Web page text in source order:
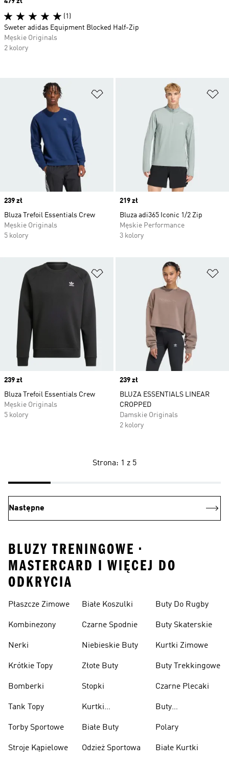
Dodaj do listy życzeń
Price
239 zł
Bluza Trefoil Essentials Crew
Męskie Originals
5 kolory
Price
219 zł
Bluza adi365 Iconic 1/2 Zip
Męskie Performance
3 kolory
Dodaj do listy życzeń
Price
239 zł
Bluza Trefoil Essentials Crew
Męskie Originals
5 kolory
Price
239 zł
BLUZA ESSENTIALS LINEAR
CROPPED
Damskie Originals
2 kolory
(1)
Sweter adidas Equipment Blocked Half-Zip
Męskie Originals
2 kolory
Strona: 1 z 5
Następne
BLUZY TRENINGOWE •
MASTERCARD I WIĘCEJ DO
ODKRYCIA
Płaszcze Zimowe
Kombinezony
Nerki
Krótkie Topy
Bomberki
Tank Topy
Torby Sportowe
Stroje Kąpielowe
Białe Koszulki
Czarne Spodnie
Niebieskie Buty
Złote Buty
Stopki
Kurtki
Białe Buty
Odzież Sportowa
Buty Do Rugby
Buty Skaterskie
Kurtki Zimowe
Buty Trekkingowe
Czarne Plecaki
Buty
Polary
Białe Kurtki